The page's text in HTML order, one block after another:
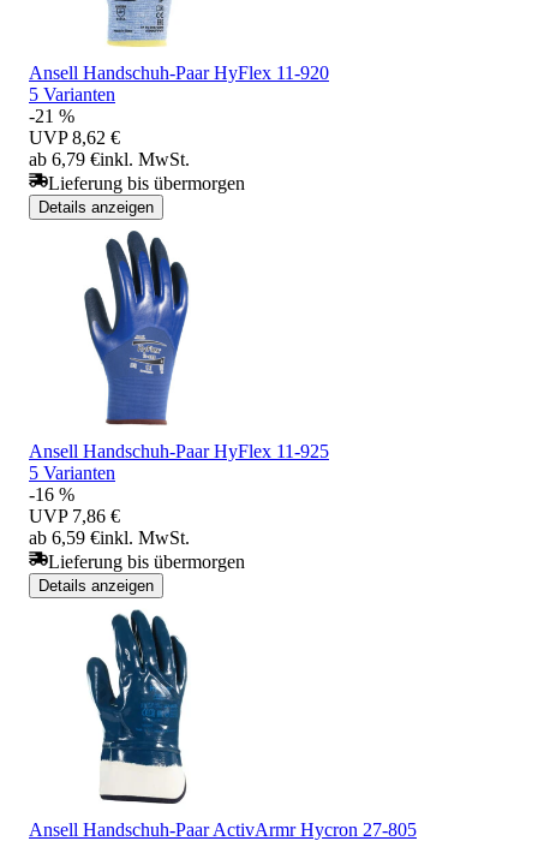
Ansell Handschuh-Paar HyFlex 11-920
5 Varianten
-21 %
UVP 8,62 €
ab 6,79 €inkl. MwSt.
Lieferung bis übermorgen
Details anzeigen
Ansell Handschuh-Paar HyFlex 11-925
5 Varianten
-16 %
UVP 7,86 €
ab 6,59 €inkl. MwSt.
Lieferung bis übermorgen
Details anzeigen
Ansell Handschuh-Paar ActivArmr Hycron 27-805